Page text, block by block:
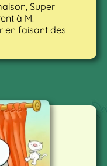
Super
à M.
en faisant des